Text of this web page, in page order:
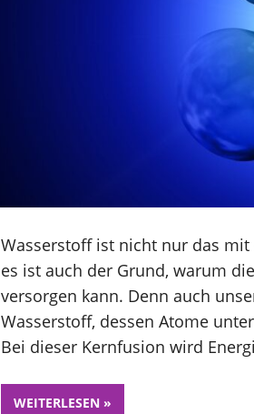
Wasserstoff ist nicht nur das
es ist auch der Grund, warum
versorgen kann. Denn auch
Wasserstoff, dessen Atome
Bei dieser Kernfusion wird
WEITERLESEN